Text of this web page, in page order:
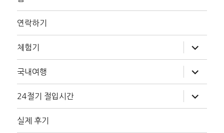
연락하기
체험기
위
메
확
장
국내여행
위
메
확
장
24절기 절입시간
위
메
실제 후기